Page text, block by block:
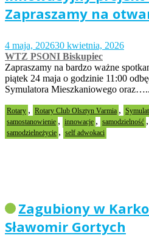
Zapraszamy na
4 maja, 202630 kwietnia, 2026
WTZ PSONI Biskupiec
Zapraszamy na bardzo ważne
piątek 24 maja o godzinie 11:00
Symulatora Mieszkaniowego oraz…..
Rotary , Rotary Club Olsztyn Varmia ,
samostanowienie , innowacje , samodzielność ,
samodzielneżycie , self adwokaci
Zagubiony w
Sławomir Gortych